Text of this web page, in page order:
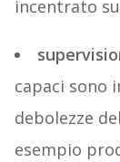
incentrato
capaci sono
debolezze
esempio